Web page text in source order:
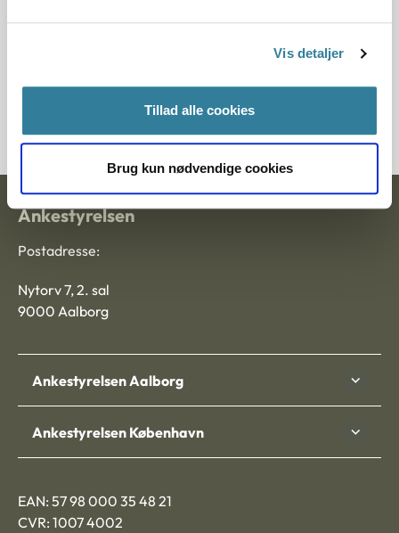
Vis detaljer
Tillad alle cookies
Brug kun nødvendige cookies
Ankestyrelsen
Postadresse:
Nytorv 7, 2. sal
9000 Aalborg
Ankestyrelsen Aalborg
Ankestyrelsen København
EAN: 57 98 000 35 48 21
CVR: 1007 4002